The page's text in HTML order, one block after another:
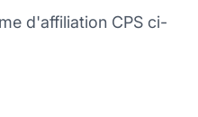
d'affiliation CPS ci-